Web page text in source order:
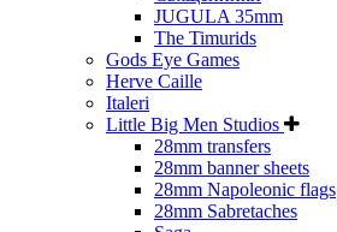
JUGULA 35mm
The Timurids
Gods Eye Games
Herve Caille
Italeri
Little Big Men Studios
28mm transfers
28mm banner sheets
28mm Napoleonic flags
28mm Sabretaches